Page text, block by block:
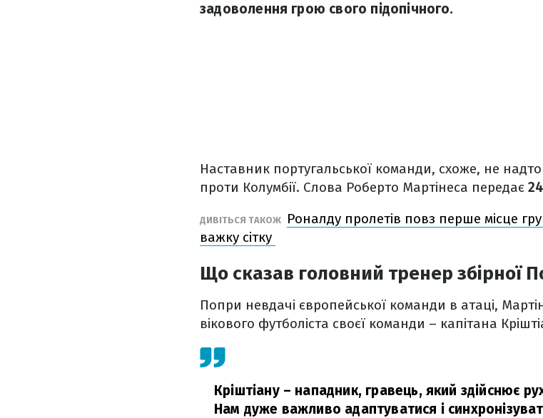
задоволення грою свого підопічного.
Наставник португальської команди, схоже, не
проти Колумбії. Слова Роберто Мартінеса передає
ДИВІТЬСЯ ТАКОЖ
Роналду пролетів повз перше місце
важку сітку
Що сказав головний тренер збірної
Попри невдачі європейської команди в атаці,
вікового футболіста своєї команди – капітана
Кріштіану – нападник, гравець, який здійснює
Нам дуже важливо адаптуватися і